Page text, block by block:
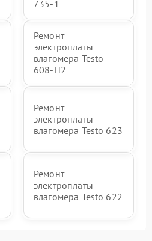
735-1
Ремонт
электроплаты
влагомера Testo
608-H2
Ремонт
электроплаты
влагомера Testo 623
Ремонт
электроплаты
влагомера Testo 622